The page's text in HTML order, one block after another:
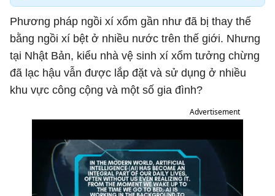
Phương pháp ngồi xí xổm gần như đã bị thay thế
bằng ngồi xí bệt ở nhiều nước trên thế giới. Nhưng
tại Nhật Bản, kiểu nhà vệ sinh xí xổm tưởng chừng
đã lạc hậu vẫn được lắp đặt và sử dụng ở nhiều
khu vực công cộng và một số gia đình?
Advertisement